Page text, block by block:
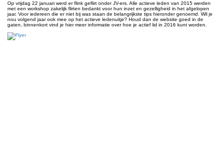
Op vrijdag 22 januari werd er flink geflirt onder JV-ers. Alle actieve leden van 2015 werden
met een workshop zakelijk flirten bedankt voor hun inzet en gezelligheid in het afgelopen
jaar. Voor iedereen die er niet bij was staan de belangrijkste tips hieronder genoemd. Wil je
nou volgend jaar ook mee op het actieve ledenuitje? Houd dan de website goed in de
gaten, binnenkort vind je hier meer informatie over hoe je actief lid in 2016 kunt worden.